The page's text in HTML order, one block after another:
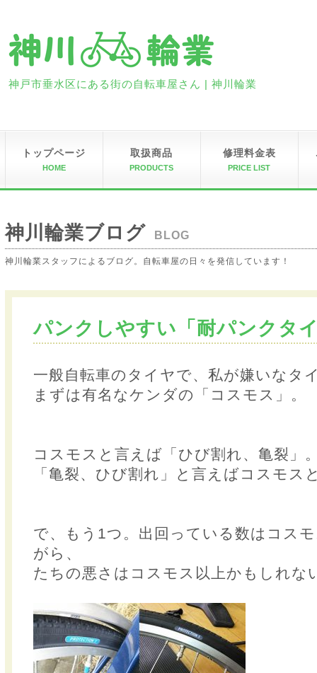
神戸市垂水区にある街の自転車屋さん | 神川輪業
トップページ
HOME
取扱商品
PRODUCTS
修理料金表
PRICE LIST
神川輪業ブログ BLOG
神川輪業スタッフによるブログ。自転車屋の日々を発信しています！
パンクしやすい「耐パンクタ
一般自転車のタイヤで、私が嫌いなタ
まずは有名なケンダの「コスモス」。
コスモスと言えば「ひび割れ、亀裂」
「亀裂、ひび割れ」と言えばコスモス
で、もう1つ。出回っている数はコス
がら、
たちの悪さはコスモス以上かもしれな